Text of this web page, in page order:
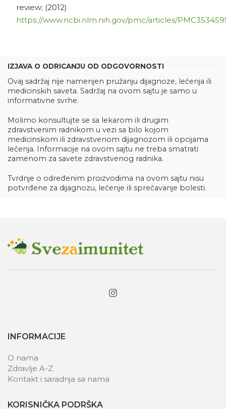
review; (2012)
https://www.ncbi.nlm.nih.gov/pmc/articles/
IZJAVA O ODRICANJU OD ODGOVORNOSTI
Ovaj sadržaj nije namenjen pružanju dijagnoze, lečenja ili
medicinskih saveta. Sadržaj na ovom sajtu je samo u
informativne svrhe.
Molimo konsultujte se sa lekarom ili drugim
zdravstvenim radnikom u vezi sa bilo kojom
medicinskom ili zdravstvenom dijagnozom ili opcijama
lečenja. Informacije na ovom sajtu ne treba smatrati
zamenom za savete zdravstvenog radnika.
Tvrdnje o određenim proizvodima na ovom sajtu nisu
potvrđene za dijagnozu, lečenje ili sprečavanje bolesti.
INFORMACIJE
O nama
Zdravlje A-Z
Kontakt i saradnja sa nama
KORISNIČKA PODRŠKA